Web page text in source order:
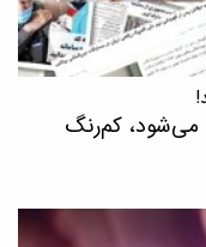
می‌شود، کم‌رنگ